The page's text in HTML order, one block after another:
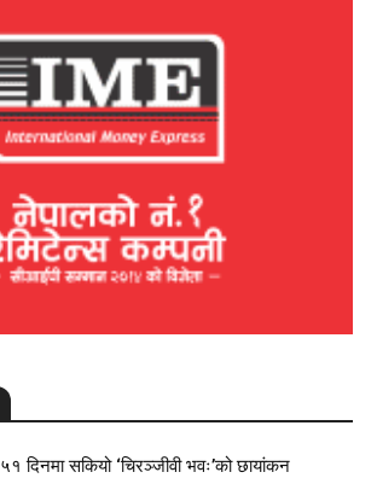
५१ दिनमा सकियो ‘चिरञ्जीवी भवः’को छायांकन